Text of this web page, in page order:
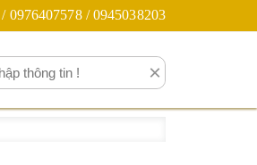
0976407578 / 0945038203
×